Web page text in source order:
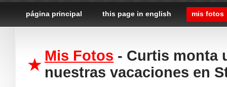
página principal this page in english mis fotos
Mis Fotos - Curtis monta
nuestras vacaciones en